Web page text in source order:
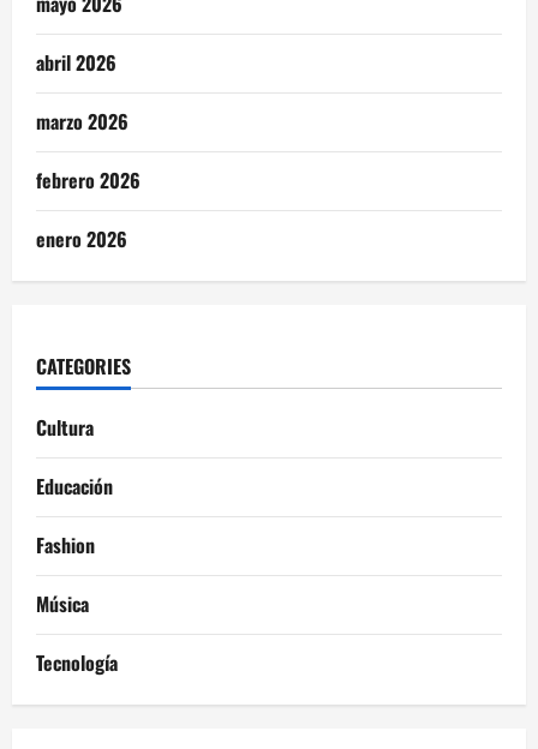
abril 2026
marzo 2026
febrero 2026
enero 2026
CATEGORIES
Cultura
Educación
Fashion
Música
Tecnología